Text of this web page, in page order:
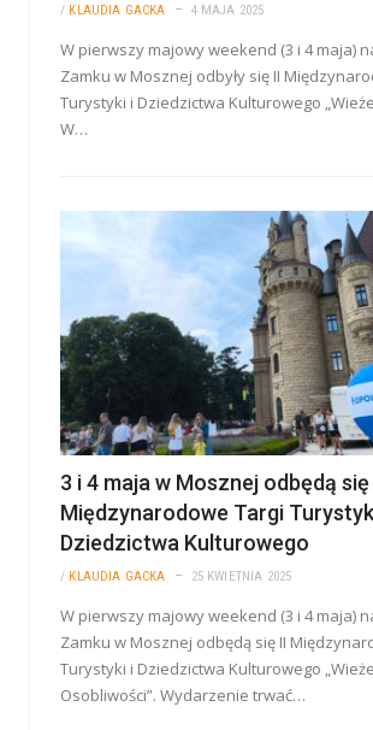
/ KLAUDIA GACKA 4 MAJA 2025
W pierwszy majowy weekend (3 i 4 maja)
Zamku w Mosznej odbyły się II
Turystyki i Dziedzictwa Kulturowego
W…
3 i 4 maja w Mosznej odbędą się
Międzynarodowe Targi
Dziedzictwa Kulturowego
/ KLAUDIA GACKA 25 KWIETNIA 2025
W pierwszy majowy weekend (3 i 4 maja)
Zamku w Mosznej odbędą się II
Turystyki i Dziedzictwa Kulturowego „Wieże
Osobliwości”. Wydarzenie trwać…